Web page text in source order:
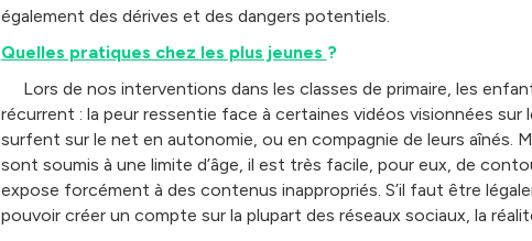
également des dérives et des dangers potentiels.
Quelles pratiques chez les plus jeunes ?
Lors de nos interventions dans les classes de primaire, les
récurrent : la peur ressentie face à certaines vidéos visionnées sur
surfent sur le net en autonomie, ou en compagnie de leurs aînés.
sont soumis à une limite d’âge, il est très facile, pour eux, de
expose forcément à des contenus inappropriés. S’il faut être
pouvoir créer un compte sur la plupart des réseaux sociaux, la